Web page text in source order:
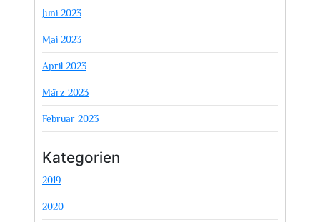
Juni 2023
Mai 2023
April 2023
März 2023
Februar 2023
Kategorien
2019
2020